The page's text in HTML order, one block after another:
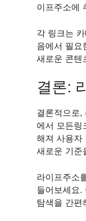
이프주소에
각 링크는
음에서 필요
새로운 콘텐
결론:
결론적으로,
에서 모든링
해져 사용자
새로운 기준
라이프주소
들어보세요.
탐색을 간편